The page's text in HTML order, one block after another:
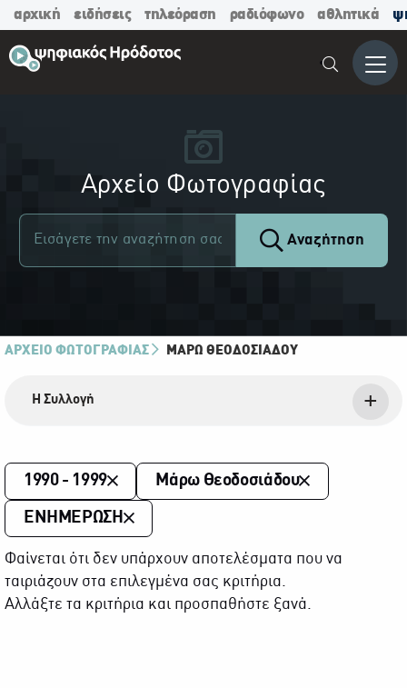
αρχική ειδήσεις τηλεόραση ραδιόφωνο αθλητικά
Μενού
Αρχείο Φωτογραφίας
Αναζήτηση
ΑΡΧΕΙΟ ΦΩΤΟΓΡΑΦΙΑΣ ΜΆΡΩ ΘΕΟΔΟΣΙΆΔΟΥ
Η Συλλογή
1990 - 1999 Μάρω Θεοδοσιάδου
ΕΝΗΜΕΡΩΣΗ
Φαίνεται ότι δεν υπάρχουν αποτελέσματα που να
ταιριάζουν στα επιλεγμένα σας κριτήρια.
Αλλάξτε τα κριτήρια και προσπαθήστε ξανά.